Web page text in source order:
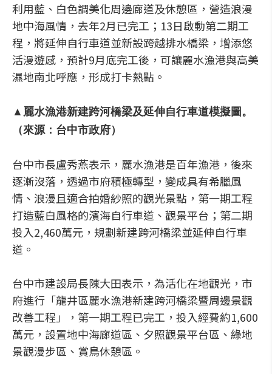
利用藍、白色調美化周邊廊道及休憩區，營造浪漫
地中海風情，去年2月已完工；13日啟動第二期工
程，將延伸自行車道並新設跨越排水橋梁，增添悠
活漫遊感，預計9月底完工後，可讓麗水漁港與高美
濕地南北呼應，形成打卡熱點。
▲麗水漁港新建跨河橋梁及延伸自行車道模擬圖。
（來源：台中市政府）
台中市長盧秀燕表示，麗水漁港是百年漁港，後來
逐漸沒落，透過市府積極轉型，變成具有希臘風
情、浪漫且適合拍婚紗照的觀光景點，第一期工程
打造藍白風格的濱海自行車道、觀景平台；第二期
投入2,460萬元，規劃新建跨河橋梁並延伸自行車
道。
台中市建設局長陳大田表示，為活化在地觀光，市
府進行「龍井區麗水漁港新建跨河橋梁暨周邊景觀
改善工程」，第一期工程已完工，投入經費約1,600
萬元，設置地中海廊道區、夕照觀景平台區、綠地
景觀漫步區、賞鳥休憩區。